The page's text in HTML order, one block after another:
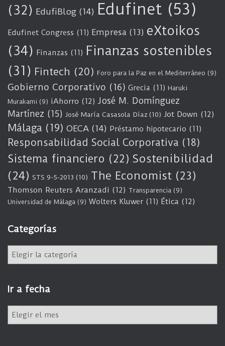
(32) EdufiBlog (14) Edufinet (53)
Edufinet Congress (11) Empresa (13) eXtoikos
(34) Finanzas (11) Finanzas sostenibles
(31) Fintech (20) Foro para la Paz en el Mediterráneo (9)
Gobierno Corporativo (16) Grecia (11) Haruki
Murakami (9) iAhorro (12) José M. Domínguez
Martínez (15) José María Casasola Díaz (10) Jot Down (12)
Málaga (19) OECA (14) Préstamo hipotecario (11)
Responsabilidad Social Corporativa (18)
Sistema financiero (22) Sostenibilidad
(24) STS 9-5-2013 (10) The Economist (23)
Thomson Reuters Aranzadi (12) Transparencia (9)
Universidad de Málaga (9) Wolters Kluwer (11) Ética (12)
Categorías
e
g
o
í
Ir a fecha